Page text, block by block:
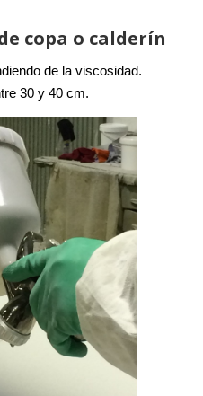
copa o calderín
de la viscosidad.
30 y 40 cm.